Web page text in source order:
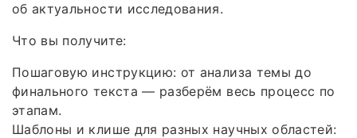
об актуальности исследования.
Что вы получите:
Пошаговую инструкцию: от анализа темы до
финального текста — разберём весь процесс по
этапам.
Шаблоны и клише для разных научных областей: